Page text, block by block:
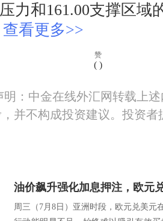
力和161.00支撑区域
看更多>>
赞
( )
明：中金在线外汇网转载上
并不构成投资建议。投资
油价飙升强化加息押注，欧元
周三（7月8日）亚洲时段，欧元兑美元